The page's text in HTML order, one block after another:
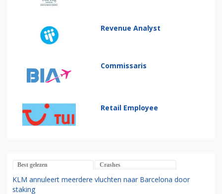
Revenue Analyst
Commissaris
Retail Employee
Best gelezen Crashes
KLM annuleert meerdere vluchten naar Barcelona door
staking